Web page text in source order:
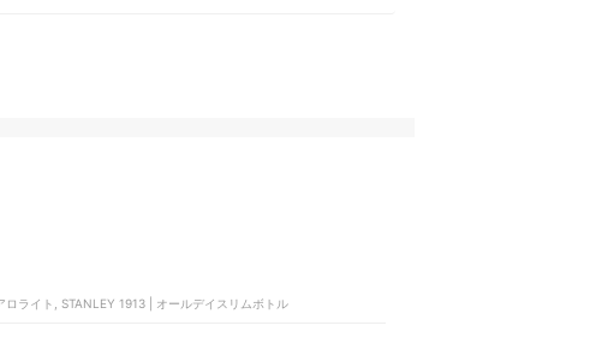
ライト, STANLEY 1913 | オールデイスリムボトル